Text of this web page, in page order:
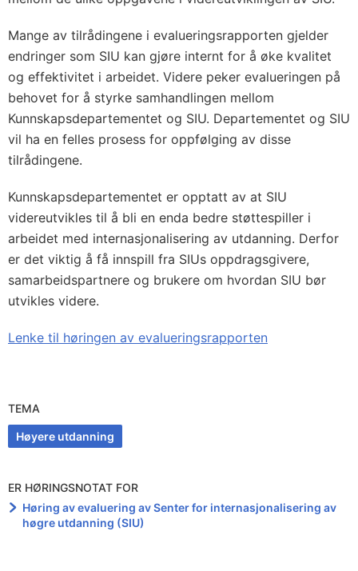
Mange av tilrådingene i evalueringsrapporten gjelder
endringer som SIU kan gjøre internt for å øke kvalitet
og effektivitet i arbeidet. Videre peker evalueringen på
behovet for å styrke samhandlingen mellom
Kunnskapsdepartementet og SIU. Departementet og SIU
vil ha en felles prosess for oppfølging av disse
tilrådingene.
Kunnskapsdepartementet er opptatt av at SIU
videreutvikles til å bli en enda bedre støttespiller i
arbeidet med internasjonalisering av utdanning. Derfor
er det viktig å få innspill fra SIUs oppdragsgivere,
samarbeidspartnere og brukere om hvordan SIU bør
utvikles videre.
Lenke til høringen av evalueringsrapporten
TEMA
Høyere utdanning
ER HØRINGSNOTAT FOR
Høring av evaluering av Senter for internasjonalisering av
høgre utdanning (SIU)